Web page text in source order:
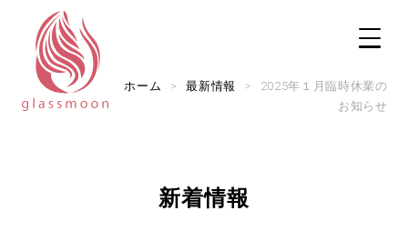
ホーム > 最新情報 >
2025年１月臨時休業の
お知らせ
新着情報